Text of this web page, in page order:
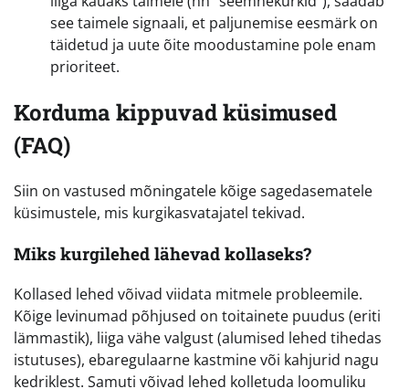
see taimele signaali, et paljunemise eesmärk on
täidetud ja uute õite moodustamine pole enam
prioriteet.
Korduma kippuvad küsimused
(FAQ)
Siin on vastused mõningatele kõige sagedasematele
küsimustele, mis kurgikasvatajatel tekivad.
Miks kurgilehed lähevad kollaseks?
Kollased lehed võivad viidata mitmele probleemile.
Kõige levinumad põhjused on toitainete puudus (eriti
lämmastik), liiga vähe valgust (alumised lehed tihedas
istutuses), ebaregulaarne kastmine või kahjurid nagu
kedriklest. Samuti võivad lehed kolletuda loomuliku